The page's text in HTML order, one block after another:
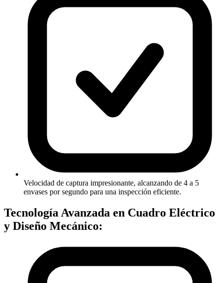
Velocidad de captura impresionante, alcanzando de 4 a 5
envases por segundo para una inspección eficiente.
Tecnología Avanzada en Cuadro Eléctrico
y Diseño Mecánico: